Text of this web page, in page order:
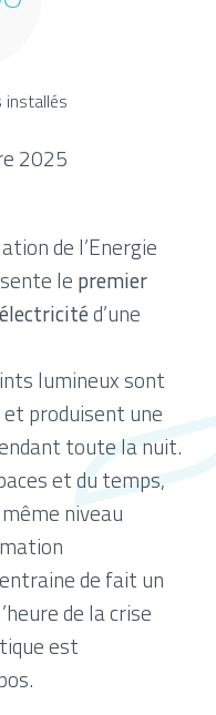
2025
de l’Energie
le premier
d’une
lumineux sont
produisent une
toute la nuit.
et du temps,
niveau
de fait un
de la crise
est